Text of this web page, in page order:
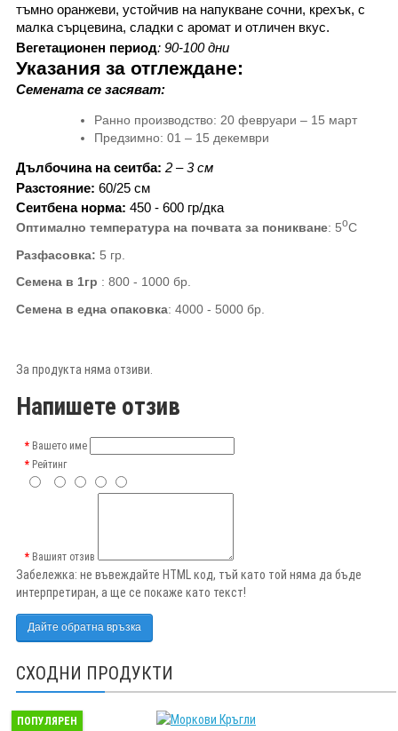
тъмно оранжеви, устойчив на напукване сочни, крехък, с
малка сърцевина, сладки с аромат и отличен вкус.
Вегетационен период: 90-100дни
Указания за отглеждане:
Семената се засяват:
Ранно производство: 20 февруари – 15 март
Предзимно: 01 – 15 декември
Дълбочина на сеитба: 2 – 3 см
Разстояние: 60/25 см
Сеитбена норма: 450 - 600 гр/дка
Оптимално температура на почвата за поникване: 5оС
Разфасовка: 5 гр.
Семена в 1гр : 800 - 1000 бр.
Семена в една опаковка: 4000 - 5000 бр.
За продукта няма отзиви.
Напишете отзив
Вашето име
Рейтинг
Вашият отзив
Забележка: не въвеждайте HTML код, тъй като той няма да бъде
интерпретиран, а ще се покаже като текст!
Дайте обратна връзка
СХОДНИ ПРОДУКТИ
ПОПУЛЯРЕН